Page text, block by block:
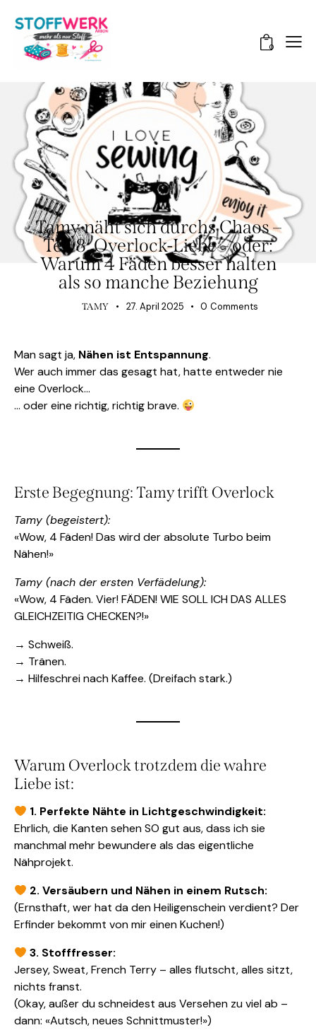
0
TAMY NÄHT SICH DURCHS CHAOS
Tamy näht sich durchs Chaos –
Teil 8: Overlock-Liebe – oder:
Warum 4 Fäden besser halten
als so manche Beziehung
TAMY 27. April 2025 0 Comments
Man sagt ja, Nähen ist Entspannung.
Wer auch immer das gesagt hat, hatte entweder nie
eine Overlock…
… oder eine richtig, richtig brave.
Erste Begegnung: Tamy trifft Overlock
Tamy (begeistert):
«Wow, 4 Fäden! Das wird der absolute Turbo beim
Nähen!»
Tamy (nach der ersten Verfädelung):
«Wow, 4 Fäden. Vier! FÄDEN! WIE SOLL ICH DAS ALLES
GLEICHZEITIG CHECKEN?!»
→ Schweiß.
→ Tränen.
→ Hilfeschrei nach Kaffee. (Dreifach stark.)
Warum Overlock trotzdem die wahre
Liebe ist:
1. Perfekte Nähte in Lichtgeschwindigkeit:
Ehrlich, die Kanten sehen SO gut aus, dass ich sie
manchmal mehr bewundere als das eigentliche
Nähprojekt.
2. Versäubern und Nähen in einem Rutsch:
(Ernsthaft, wer hat da den Heiligenschein verdient? Der
Erfinder bekommt von mir einen Kuchen!)
3. Stofffresser:
Jersey, Sweat, French Terry – alles flutscht, alles sitzt,
nichts franst.
(Okay, außer du schneidest aus Versehen zu viel ab –
dann: «Autsch, neues Schnittmuster!»)